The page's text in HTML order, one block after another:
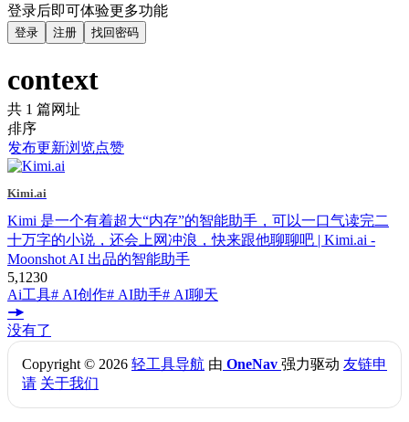
登录后即可体验更多功能
登录 注册 找回密码
context
共 1 篇网址
排序
发布更新浏览点赞
Kimi.ai
Kimi 是一个有着超大“内存”的智能助手，可以一口气读完二
十万字的小说，还会上网冲浪，快来跟他聊聊吧 | Kimi.ai -
Moonshot AI 出品的智能助手
5,1230
Ai工具# AI创作# AI助手# AI聊天
没有了
Copyright © 2026 轻工具导航 由 OneNav 强力驱动 友链申
请 关于我们